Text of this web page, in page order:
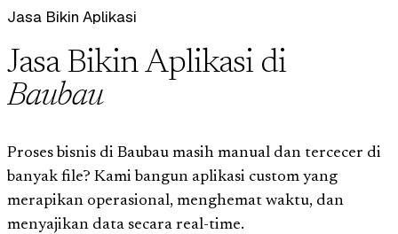
Jasa Bikin Aplikasi
Jasa Bikin Aplikasi di
Baubau
Proses bisnis di Baubau masih manual dan tercecer di
banyak file? Kami bangun aplikasi custom yang
merapikan operasional, menghemat waktu, dan
menyajikan data secara real-time.